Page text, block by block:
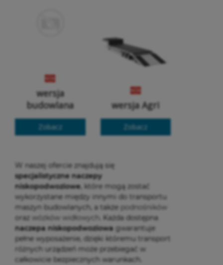
wersja
budowlana
Zobacz
wersja Agri
Zobacz
W naszej ofercie znajdują się
specjalistyczne naczepy
niskopodwoziowe , które mogą zostać
wykorzystane między innymi do transportu
maszyn budowlanych, a także podnośników
oraz wózków widłowych
. Każda dostępna
naczepa niskopodwoziowa gwarantuje
pełne wyposażenie, dzięki któremu transport
różnych urządzeń może przebiegać w
całkowicie bezpiecznych warunkach.